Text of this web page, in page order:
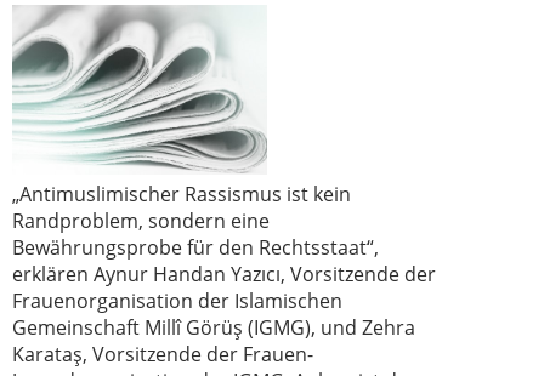
„Antimuslimischer Rassismus ist kein
Randproblem, sondern eine
Bewährungsprobe für den Rechtsstaat“,
erklären Aynur Handan Yazıcı, Vorsitzende der
Frauenorganisation der Islamischen
Gemeinschaft Millî Görüş (IGMG), und Zehra
Karataş, Vorsitzende der Frauen-